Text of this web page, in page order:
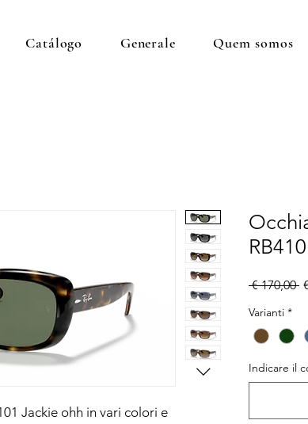
Catálogo Generale Quem somos
Jackie ohh in vari colori e
€ 170,00
Varianti *
Indicare il